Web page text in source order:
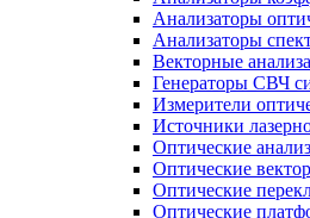
Анализаторы
Анализаторы
Векторные
Генераторы СВЧ
Измерители
Источники
Оптические
Оптические
Оптические
Оптические